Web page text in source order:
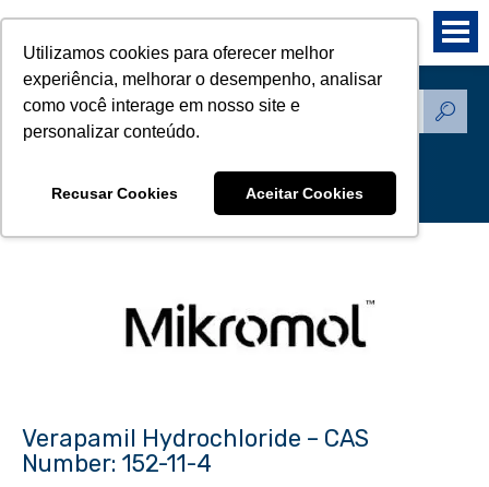
Utilizamos cookies para oferecer melhor
experiência, melhorar o desempenho, analisar
como você interage em nosso site e
personalizar conteúdo.
Recusar Cookies Aceitar Cookies
Produtos - Padrões de
Verapamil Hydrochloride – CAS
Number: 152-11-4